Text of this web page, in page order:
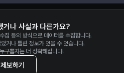
거나 사실과 다른가요?
집 등의 방식으로 데이터를 수집합니다.
거나 틀린 정보가 있을 수 있습니다.
구뽑지는 더 정확해집니다!
제보하기